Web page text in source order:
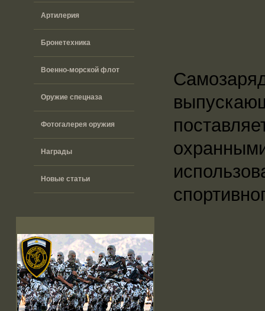
Артилерия
Бронетехника
Военно-морской флот
Оружие спецназа
Фотогалерея оружия
Награды
Новые статьи